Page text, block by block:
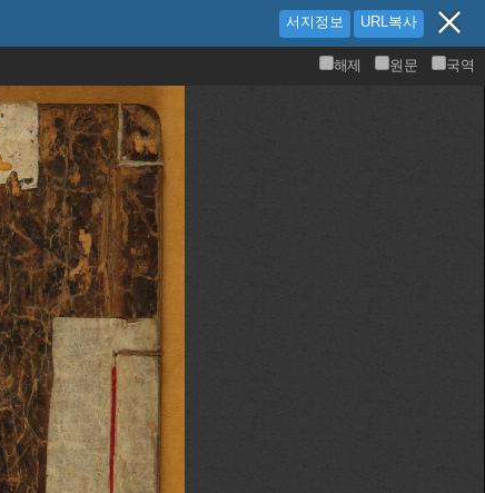
서지정보 URL복사
해제 원문 국역